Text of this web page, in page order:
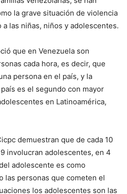
la grave situación de violencia
las niñas, niños y adolescentes.
que en Venezuela son
cada hora, es decir, que
persona en el país, y la
es el segundo con mayor
en Latinoamérica,
demuestran que de cada 10
involucran adolescentes, en 4
adolescente es como
las personas que cometen el
los adolescentes son las